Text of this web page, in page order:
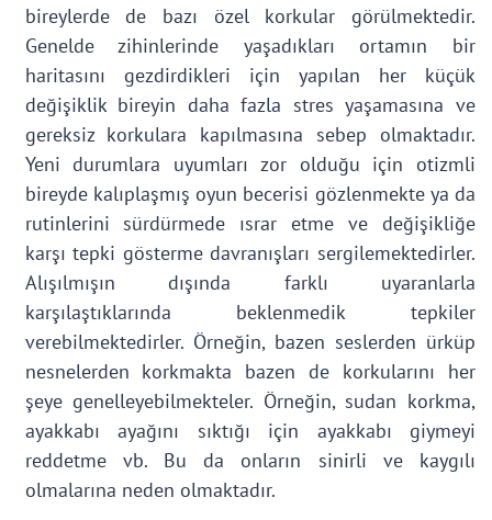
bireylerde de bazı özel korkular görülmektedir.
Genelde zihinlerinde yaşadıkları ortamın bir
haritasını gezdirdikleri için yapılan her küçük
değişiklik bireyin daha fazla stres yaşamasına ve
gereksiz korkulara kapılmasına sebep olmaktadır.
Yeni durumlara uyumları zor olduğu için otizmli
bireyde kalıplaşmış oyun becerisi gözlenmekte ya da
rutinlerini sürdürmede ısrar etme ve değişikliğe
karşı tepki gösterme davranışları sergilemektedirler.
Alışılmışın dışında farklı uyaranlarla
karşılaştıklarında beklenmedik tepkiler
verebilmektedirler. Örneğin, bazen seslerden ürküp
nesnelerden korkmakta bazen de korkularını her
şeye genelleyebilmekteler. Örneğin, sudan korkma,
ayakkabı ayağını sıktığı için ayakkabı giymeyi
reddetme vb. Bu da onların sinirli ve kaygılı
olmalarına neden olmaktadır.